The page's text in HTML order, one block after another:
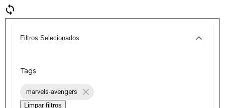
Filtros Selecionados
Tags
marvels-avengers
Limpar filtros